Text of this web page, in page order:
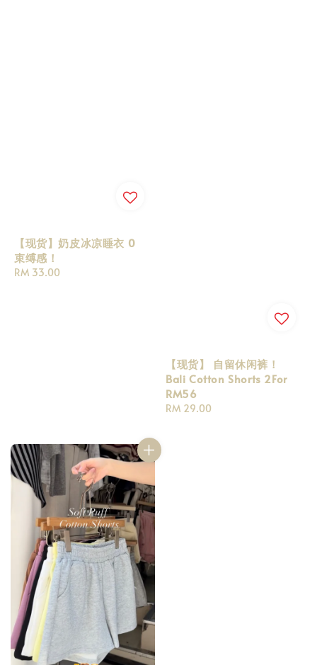
【现货】奶皮冰凉睡衣 0
束缚感！
Regular
RM 33.00
【现货】 自留休闲裤！
Bali Cotton Shorts 2For
RM56
Regular
RM 29.00